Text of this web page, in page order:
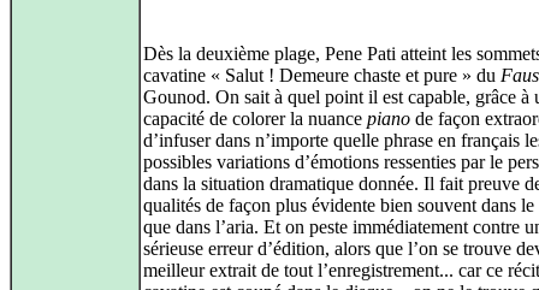
Dès la deuxième plage, Pene Pati atteint les
cavatine « Salut ! Demeure chaste et pure » du
Gounod. On sait à quel point il est capable, grâce à
capacité de colorer la nuance piano de façon
d’infuser dans n’importe quelle phrase en français
possibles variations d’émotions ressenties par le
dans la situation dramatique donnée. Il fait preuve
qualités de façon plus évidente bien souvent dans
que dans l’aria. Et on peste immédiatement contre
sérieuse erreur d’édition, alors que l’on se trouve
meilleur extrait de tout l’enregistrement... car ce